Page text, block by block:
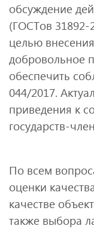
обсуждение
(ГОСТов 31892-
целью
добровольное
обеспечить
044/2017.
приведения к
государств-
По всем
оценки
качестве
также выбора